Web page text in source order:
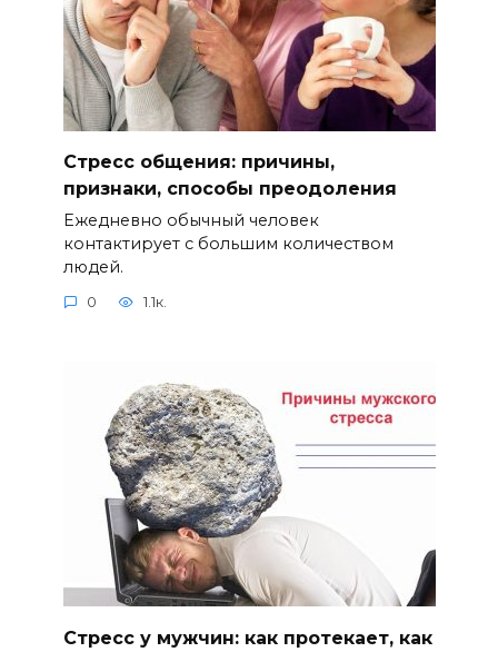
Стресс общения: причины,
признаки, способы преодоления
Ежедневно обычный человек
контактирует с большим количеством
людей.
0 1.1к.
Стресс у мужчин: как протекает, как